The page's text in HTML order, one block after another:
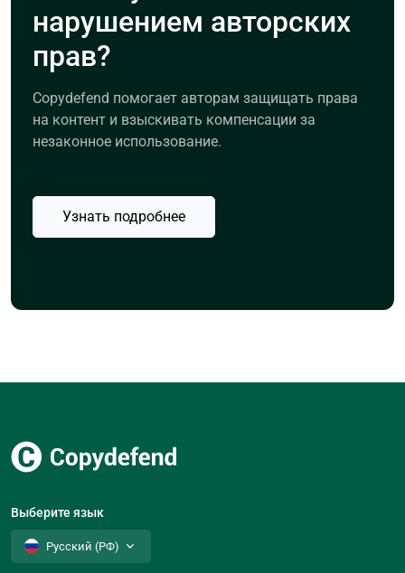
нарушением авторских
прав?
Copydefend помогает авторам защищать права
на контент и взыскивать компенсации за
незаконное использование.
Узнать подробнее
Выберите язык
Русский (РФ)